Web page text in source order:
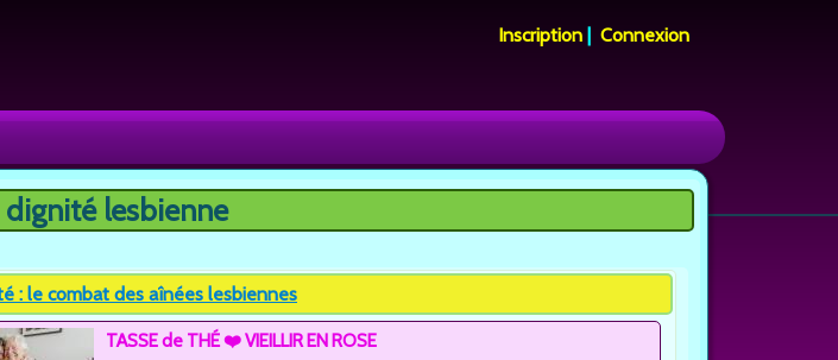
Inscription |Connexion
lesbienne
: le combat des aînées lesbiennes
TASSE de THÉ ❤️ VIEILLIR EN ROSE